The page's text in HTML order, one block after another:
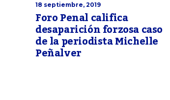
18 septiembre, 2019
Foro Penal califica
desaparición forzosa caso
de la periodista Michelle
Peñalver